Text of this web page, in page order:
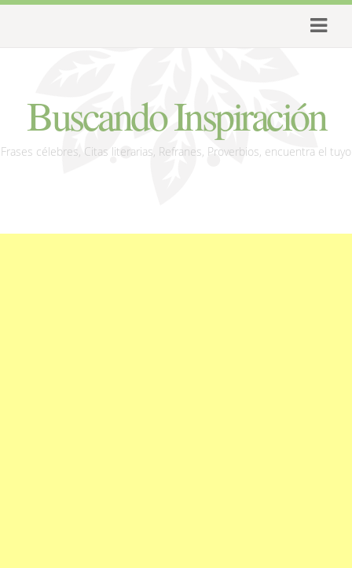
Buscando Inspiración
Frases célebres, Citas literarias, Refranes, Proverbios, encuentra el tuyo